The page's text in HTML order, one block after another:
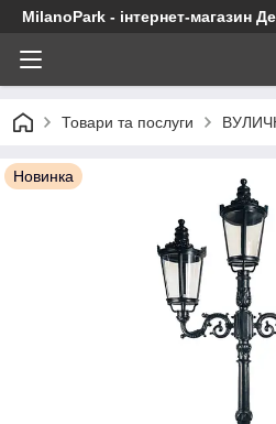
MilanoPark - інтернет-магазин
Товари та послуги
Новинка